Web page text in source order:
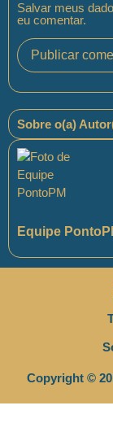
Salvar meus
eu comentar.
Sobre o(a)
Equipe
Copyright ©